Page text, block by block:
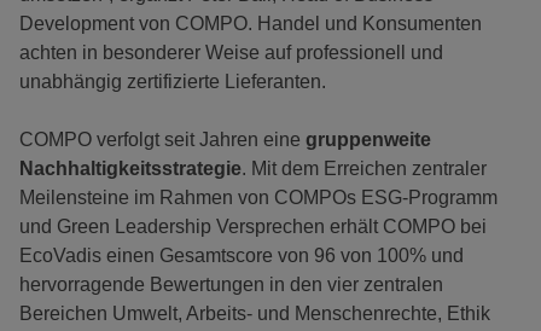
Development von COMPO. Handel und Konsumenten
achten in besonderer Weise auf professionell und
unabhängig zertifizierte Lieferanten.
COMPO verfolgt seit Jahren eine gruppenweite
Nachhaltigkeitsstrategie. Mit dem Erreichen zentraler
Meilensteine im Rahmen von COMPOs ESG-Programm
und Green Leadership Versprechen erhält COMPO bei
EcoVadis einen Gesamtscore von 96 von 100% und
hervorragende Bewertungen in den vier zentralen
Bereichen Umwelt, Arbeits- und Menschenrechte, Ethik